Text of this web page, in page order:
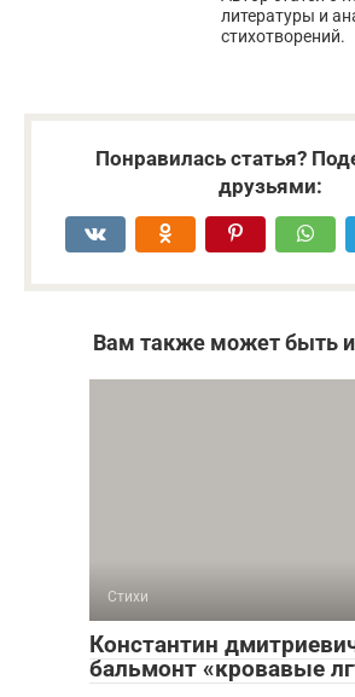
литературы и
стихотворений.
Понравилась статья?
друзьями:
Вам также может быть
Стихи
Константин
бальмонт «кровавые